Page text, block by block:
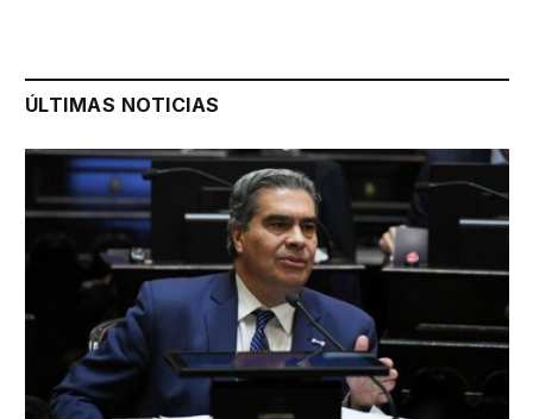
ÚLTIMAS NOTICIAS